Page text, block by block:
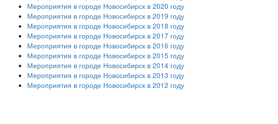
Мероприятия в городе Новосибирск в 2020 году
Мероприятия в городе Новосибирск в 2019 году
Мероприятия в городе Новосибирск в 2018 году
Мероприятия в городе Новосибирск в 2017 году
Мероприятия в городе Новосибирск в 2016 году
Мероприятия в городе Новосибирск в 2015 году
Мероприятия в городе Новосибирск в 2014 году
Мероприятия в городе Новосибирск в 2013 году
Мероприятия в городе Новосибирск в 2012 году